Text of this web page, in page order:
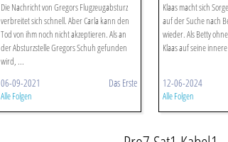
Die Nachricht von Gregors Flugzeugabsturz
verbreitet sich schnell. Aber Carla kann den
Tod von ihm noch nicht akzeptieren. Als an
der Absturzstelle Gregors Schuh gefunden
wird, ...
06-09-2021 Das Erste
Alle Folgen
Klaas macht sich
auf der Suche nach
wieder. Als Betty
Klaas auf seine
12-06-2024
Alle Folgen